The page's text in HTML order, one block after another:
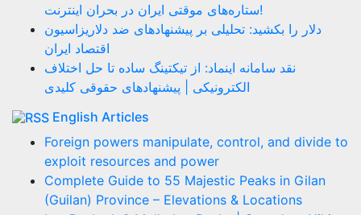
ستاره‌های موقتی ایران در بحران اینترنت!
دلار را بکشید: تحلیلی بر پیشنهادهای ضد دلاریزاسیون
اقتصاد ایران
نقد سامانه اینماد: از تیکتینگ ساده تا حل اختلاف
الکترونیکی | پیشنهادهای حقوقی کلیدی
English Articles
Foreign powers manipulate, control, and divide to
exploit resources and power
Complete Guide to 55 Majestic Peaks in Gilan
(Guilan) Province – Elevations & Locations